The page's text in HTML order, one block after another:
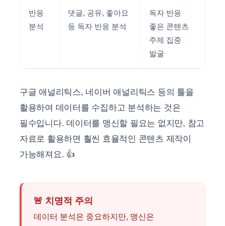
반응
분석
댓글, 공유, 좋아요
등 독자 반응 분석
독자 반응
좋은 콘텐츠
주제 집중
발굴
구글 애널리틱스, 네이버 애널리틱스 등의 툴을
활용하여 데이터를 수집하고 분석하는 것은
필수입니다. 데이터를 맹신할 필요는 없지만, 참고
자료로 활용하면 훨씬 효율적인 콘텐츠 제작이
가능해져요. 👍
🚨 치명적 주의
데이터 분석은 중요하지만, 맹신은